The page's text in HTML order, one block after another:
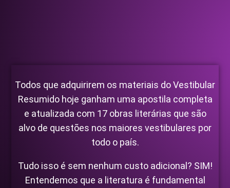
Todos que adquirirem os materiais do Vestibular
Resumido hoje ganham uma apostila completa
e atualizada com 17 obras literárias que são
alvo de questões nos maiores vestibulares por
todo o país.
Tudo isso é sem nenhum custo adicional? SIM!
Entendemos que a literatura é fundamental